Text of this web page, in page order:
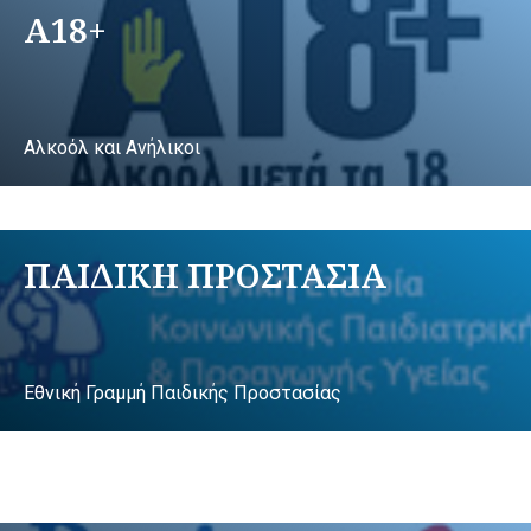
A18+
Αλκοόλ και Ανήλικοι
ΠΑΙΔΙΚΗ ΠΡΟΣΤΑΣΙΑ
Εθνική Γραμμή Παιδικής Προστασίας